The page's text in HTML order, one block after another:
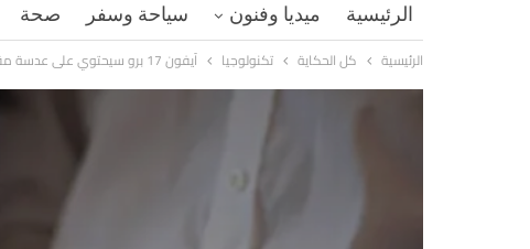
الرئيسية ميديا وفنون سياحة وسفر صحة
الرئيسية
كل الحكاية تكنولوجيا آيفون 17 برو سيحتوي على عدسة مقربة وأزرار للتحكم بالكاميرا